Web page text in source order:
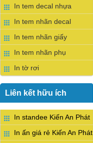
In tem decal nhựa
In tem nhãn decal
In tem nhãn giấy
In tem nhãn phụ
In tờ rơi
Liên kết hữu ích
In standee Kiến An Phát
In ấn giá rẻ Kiến An Phát